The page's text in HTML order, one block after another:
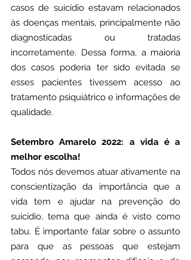
casos de suicídio estavam relacionados
às doenças mentais, principalmente não
diagnosticadas ou tratadas
incorretamente. Dessa forma, a maioria
dos casos poderia ter sido evitada se
esses pacientes tivessem acesso ao
tratamento psiquiátrico e informações de
qualidade.
Setembro Amarelo 2022: a vida é a
melhor escolha!
Todos nós devemos atuar ativamente na
conscientização da importância que a
vida tem e ajudar na prevenção do
suicídio, tema que ainda é visto como
tabu. É importante falar sobre o assunto
para que as pessoas que estejam